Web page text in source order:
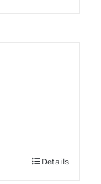
Details